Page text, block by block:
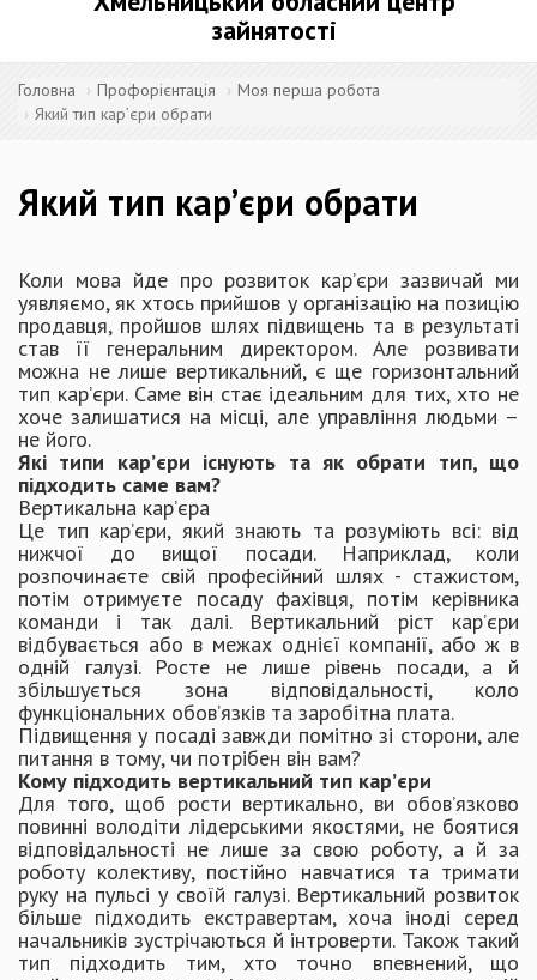
зайнятості
Головна Профорієнтація
Моя перша робота
Який тип кар’єри обрати
Який тип кар’єри обрати
Коли мова йде про розвиток кар’єри зазвичай ми
уявляємо, як хтось прийшов у організацію на позицію
продавця, пройшов шлях підвищень та в результаті
став її генеральним директором. Але розвивати
можна не лише вертикальний, є ще горизонтальний
тип кар’єри. Саме він стає ідеальним для тих, хто не
хоче залишатися на місці, але управління людьми –
не його.
Які типи кар’єри існують та як обрати тип, що
підходить саме вам?
Вертикальна кар’єра
Це тип кар’єри, який знають та розуміють всі: від
нижчої до вищої посади. Наприклад, коли
розпочинаєте свій професійний шлях - стажистом,
потім отримуєте посаду фахівця, потім керівника
команди і так далі. Вертикальний ріст кар’єри
відбувається або в межах однієї компанії, або ж в
одній галузі. Росте не лише рівень посади, а й
збільшується зона відповідальності, коло
функціональних обов’язків та заробітна плата.
Підвищення у посаді завжди помітно зі сторони, але
питання в тому, чи потрібен він вам?
Кому підходить вертикальний тип кар’єри
Для того, щоб рости вертикально, ви обов’язково
повинні володіти лідерськими якостями, не боятися
відповідальності не лише за свою роботу, а й за
роботу колективу, постійно навчатися та тримати
руку на пульсі у своїй галузі. Вертикальний розвиток
більше підходить екстравертам, хоча іноді серед
начальників зустрічаються й інтроверти. Також такий
тип підходить тим, хто точно впевнений, що